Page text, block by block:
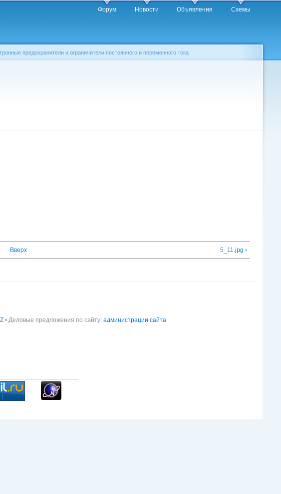
Форум Новости Объявления Схемы
предохранители и ограничители постоянного и переменного тока
Вверх 5_11.jpg ›
• Деловые предложения по сайту: администрации сайта